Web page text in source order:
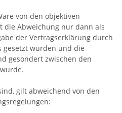
von den objektiven
die Abweichung nur dann als
der Vertragserklärung durch
gesetzt wurden und die
gesondert zwischen den
gilt abweichend von den